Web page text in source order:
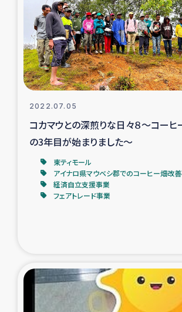
スリランカの南北女性をつなぐサリー・
ジェクト
復興支援事業
民際教育事業
ガザ人道支援
令和6年能登半島地震 緊急
タイ国境ミャンマー移民子ど
漁民によるマングローブ植
2022.07.05
コカマウとの深煎りな日々８～コー
の3年目が始まりました～
東ティモール
アイナロ県マウベシ郡でのコーヒー畑改
経済自立支援事業
フェアトレード事業